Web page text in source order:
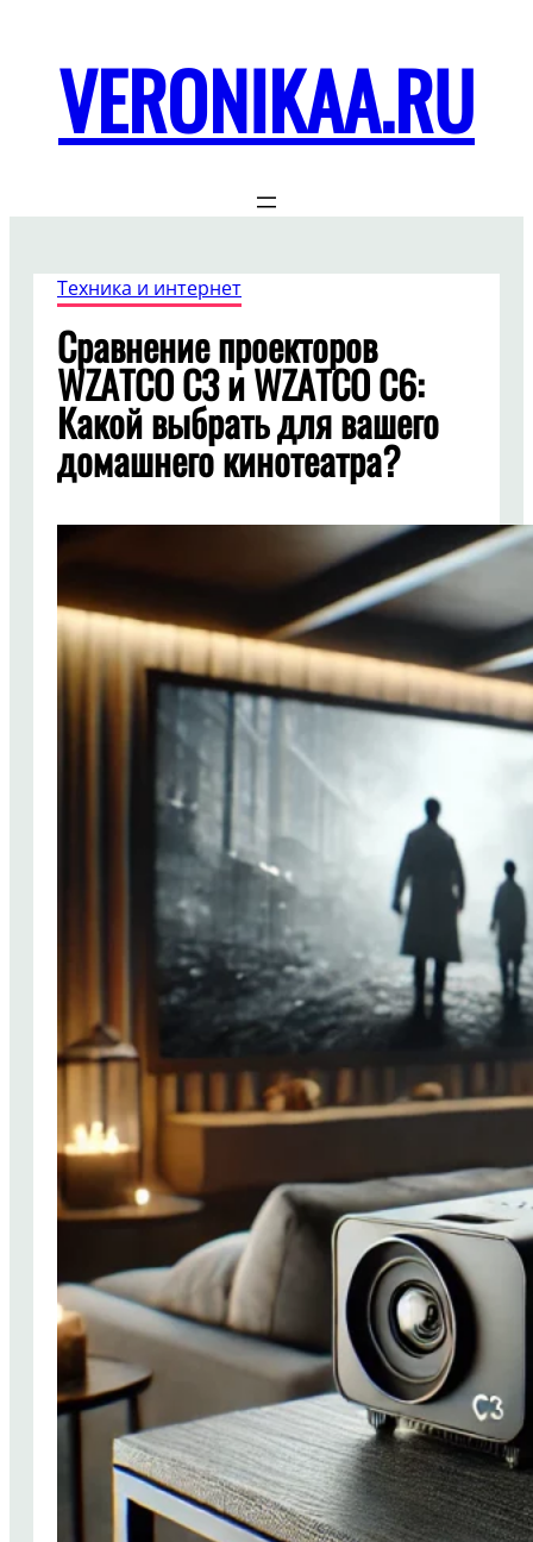
содержимому
VERONIKAA.RU
Техника и интернет
Сравнение проекторов
WZATCO C3 и WZATCO C6:
Какой выбрать для вашего
домашнего кинотеатра?